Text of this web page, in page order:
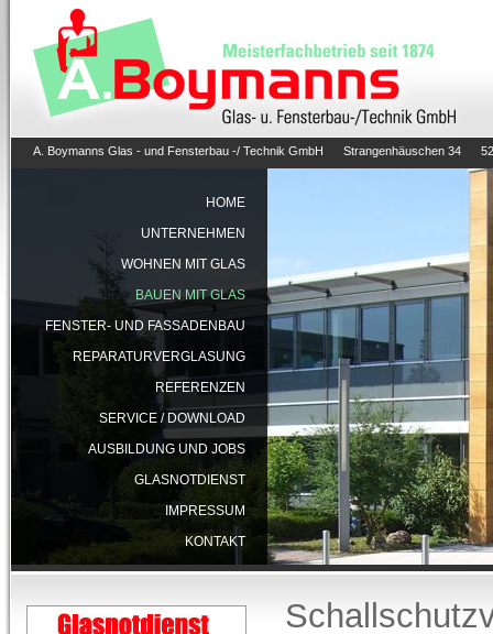
A. Boymanns Glas - und Fensterbau -/ Technik GmbH Strangenhäuschen 34
HOME
UNTERNEHMEN
WOHNEN MIT GLAS
BAUEN MIT GLAS
FENSTER- UND FASSADENBAU
REPARATURVERGLASUNG
REFERENZEN
SERVICE / DOWNLOAD
AUSBILDUNG UND JOBS
GLASNOTDIENST
IMPRESSUM
KONTAKT